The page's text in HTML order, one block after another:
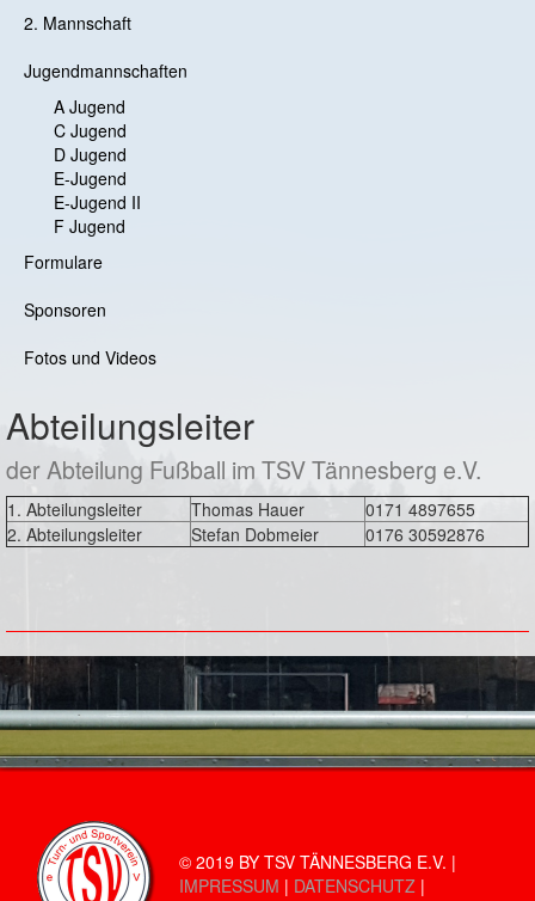
2. Mannschaft
Jugendmannschaften
A Jugend
C Jugend
D Jugend
E-Jugend
E-Jugend II
F Jugend
Formulare
Sponsoren
Fotos und Videos
Abteilungsleiter
der Abteilung Fußball im TSV Tännesberg e.V.
1. Abteilungsleiter Thomas Hauer
0171 4897655
2. Abteilungsleiter
Stefan Dobmeier 0176 30592876
© 2019 BY TSV TÄNNESBERG E.V. |
IMPRESSUM | DATENSCHUTZ |